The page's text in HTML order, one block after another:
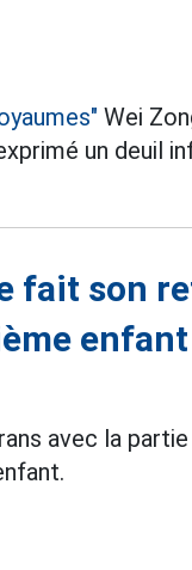
Wei
un deuil
fait son
enfant
avec la